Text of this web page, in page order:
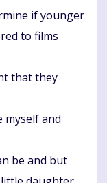
if younger
to films
that they
myself and
be and but